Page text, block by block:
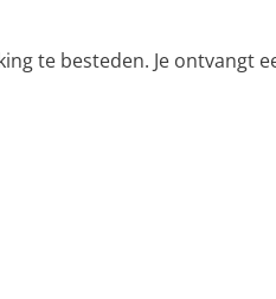
te besteden. Je ontvangt